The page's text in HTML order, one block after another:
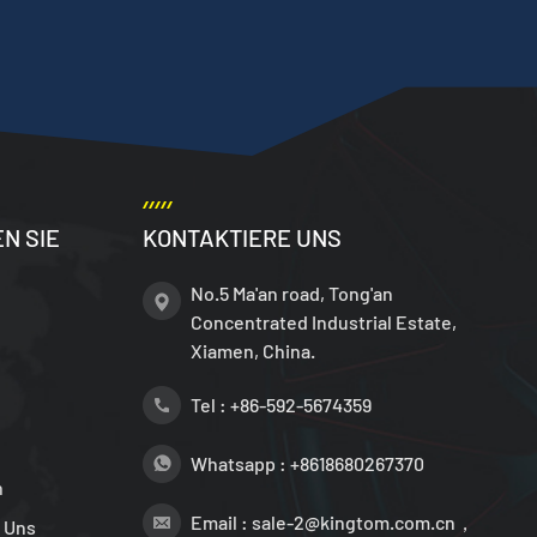
SIE
KONTAKTIERE UNS
No.5 Ma'an road, Tong'an
Concentrated Industrial Estate,
Xiamen, China.
Tel : +86-592-5674359
Whatsapp : +8618680267370
Email : sale-2@kingtom.com.cn，